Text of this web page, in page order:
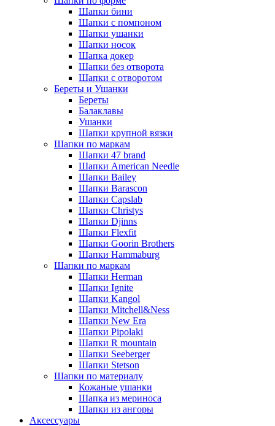
Шапки бини
Шапки с помпоном
Шапки ушанки
Шапки носок
Шапка докер
Шапки без отворота
Шапки с отворотом
Береты и Ушанки
Береты
Балаклавы
Ушанки
Шапки крупной вязки
Шапки по маркам
Шапки 47 brand
Шапки American Needle
Шапки Bailey
Шапки Barascon
Шапки Capslab
Шапки Christys
Шапки Djinns
Шапки Flexfit
Шапки Goorin Brothers
Шапки Hammaburg
Шапки по маркам
Шапки Herman
Шапки Ignite
Шапки Kangol
Шапки Mitchell&Ness
Шапки New Era
Шапки Pipolaki
Шапки R mountain
Шапки Seeberger
Шапки Stetson
Шапки по материалу
Кожаные ушанки
Шапка из мериноса
Шапки из ангоры
Аксессуары